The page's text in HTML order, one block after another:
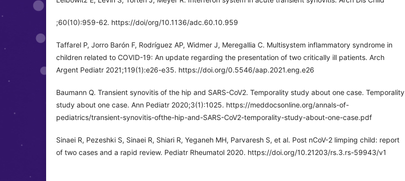
;60(10):959-62. https://doi/org/10.1136/adc.60.10.959
Taffarel P, Jorro Barón F, Rodríguez AP, Widmer J, Meregallia C. Multisystem inflammatory syndrome in
children related to COVID-19: An update regarding the presentation of two critically ill patients. Arch
Argent Pediatr 2021;119(1):e26-e35. https://doi.org/0.5546/aap.2021.eng.e26
Baumann Q. Transient synovitis of the hip and SARS-CoV2. Temporality study about one case. Temporality
study about one case. Ann Pediatr 2020;3(1):1025. https://meddocsonline.org/annals-of-
pediatrics/transient-synovitis-ofthe-hip-and-SARS-CoV2-temporality-study-about-one-case.pdf
Sinaei R, Pezeshki S, Sinaei R, Shiari R, Yeganeh MH, Parvaresh S, et al. Post nCoV-2 limping child: report
of two cases and a rapid review. Pediatr Rheumatol 2020. https://doi.org/10.21203/rs.3.rs-59943/v1